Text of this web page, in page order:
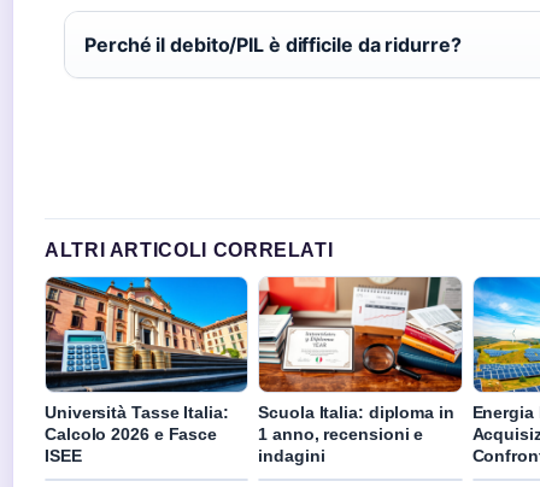
Perché il debito/PIL è difficile da ridurre?
ALTRI ARTICOLI CORRELATI
Università Tasse Italia:
Calcolo 2026 e Fasce
ISEE
Scuola Italia: diploma in
1 anno, recensioni e
indagini
Energia